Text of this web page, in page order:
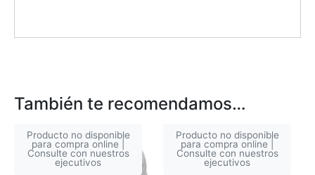
También te recomendamos…
Producto no disponible
para compra online |
Consulte con nuestros
ejecutivos
Producto no disponible
para compra online |
Consulte con nuestros
ejecutivos